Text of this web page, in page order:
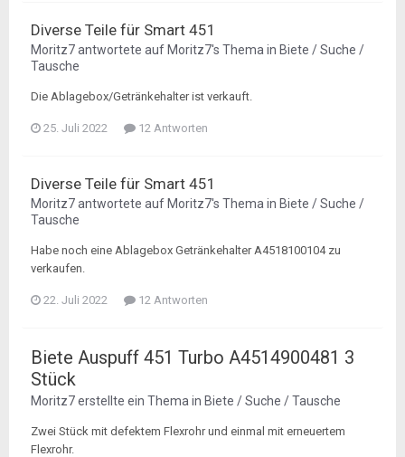
Diverse Teile für Smart 451
Moritz7antwortete auf Moritz7's Thema in Biete / Suche /
Tausche
Die Ablagebox/Getränkehalter ist verkauft.
25. Juli 2022 12 Antworten
Diverse Teile für Smart 451
Moritz7antwortete auf Moritz7's Thema in Biete / Suche /
Tausche
Habe noch eine Ablagebox Getränkehalter A4518100104 zu
verkaufen.
22. Juli 2022 12 Antworten
Biete Auspuff 451 Turbo A4514900481 3
Stück
Moritz7erstellte ein Thema in Biete / Suche / Tausche
Zwei Stück mit defektem Flexrohr und einmal mit erneuertem
Flexrohr.